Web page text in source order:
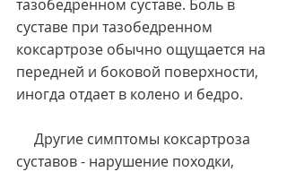
тазобедренном суставе. Боль в
суставе при тазобедренном
коксартрозе обычно ощущается на
передней и боковой поверхности,
иногда отдает в колено и бедро.
суставов - нарушение походки,